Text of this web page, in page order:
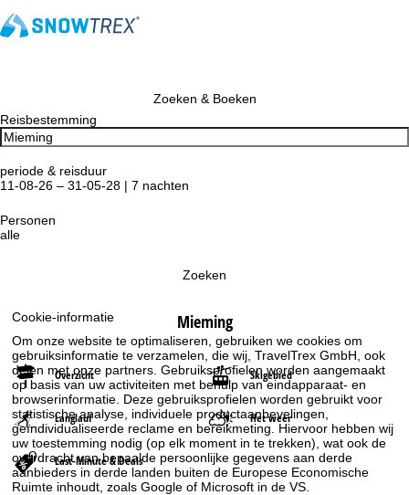
Cookie-informatie
Om onze website te optimaliseren, gebruiken we cookies om
gebruiksinformatie te verzamelen, die wij, TravelTrex GmbH, ook
delen met onze partners. Gebruiksprofielen worden aangemaakt
op basis van uw activiteiten met behulp van eindapparaat- en
browserinformatie. Deze gebruiksprofielen worden gebruikt voor
statistische analyse, individuele productaanbevelingen,
geïndividualiseerde reclame en bereikmeting. Hiervoor hebben wij
uw toestemming nodig (op elk moment in te trekken), wat ook de
overdracht van bepaalde persoonlijke gegevens aan derde
aanbieders in derde landen buiten de Europese Economische
Ruimte inhoudt, zoals Google of Microsoft in de VS.
Zoeken & Boeken
Reisbestemming
periode & reisduur
11-08-26 – 31-05-28 | 7 nachten
Personen
alle
Zoeken
Mieming
Overzicht Skigebied
Langlauf Het weer
Last-Minute & Deals